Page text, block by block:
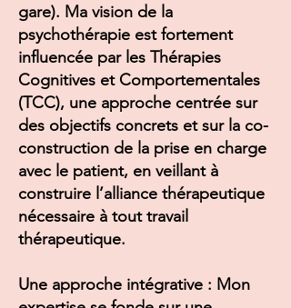
gare). Ma vision de la
psychothérapie est fortement
influencée par les Thérapies
Cognitives et Comportementales
(TCC), une approche centrée sur
des objectifs concrets et sur la co-
construction de la prise en charge
avec le patient, en veillant à
construire l’alliance thérapeutique
nécessaire à tout travail
thérapeutique.
Une approche intégrative : Mon